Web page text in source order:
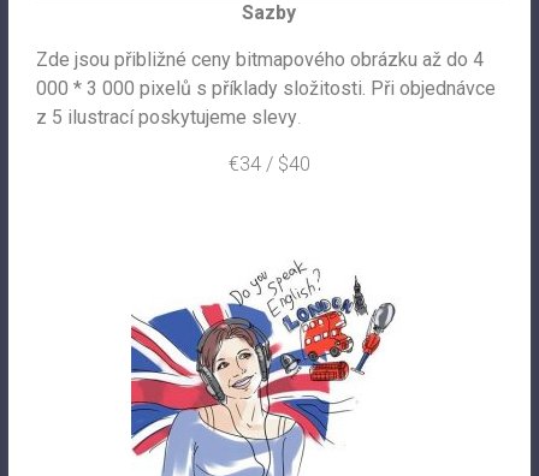
Sazby
Zde jsou přibližné ceny bitmapového obrázku až do 4
000 * 3 000 pixelů s příklady složitosti. Při objednávce
z 5 ilustrací poskytujeme slevy.
€34 / $40